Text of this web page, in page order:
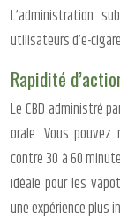
L’administration
utilisateurs d’e-
Rapidité
Le CBD administré
orale. Vous
contre 30 à 60
idéale pour les
une expérience plus